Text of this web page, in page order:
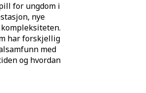
for ungdom i
nye
har forskjellig
med
og hvordan